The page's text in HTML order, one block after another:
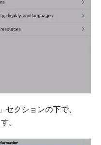
クションの下で、
。